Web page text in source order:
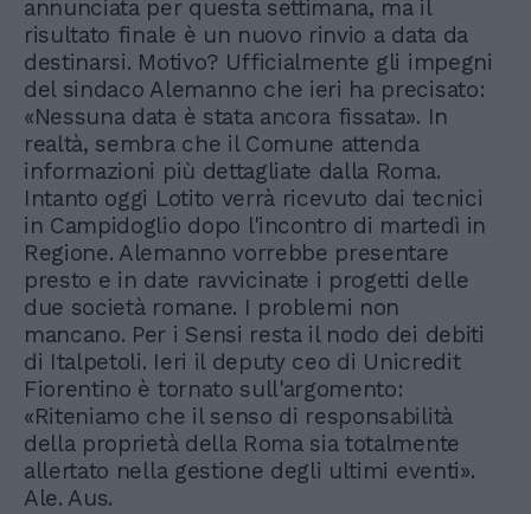
annunciata per questa settimana, ma il
risultato finale è un nuovo rinvio a data da
destinarsi. Motivo? Ufficialmente gli impegni
del sindaco Alemanno che ieri ha precisato:
«Nessuna data è stata ancora fissata». In
realtà, sembra che il Comune attenda
informazioni più dettagliate dalla Roma.
Intanto oggi Lotito verrà ricevuto dai tecnici
in Campidoglio dopo l'incontro di martedì in
Regione. Alemanno vorrebbe presentare
presto e in date ravvicinate i progetti delle
due società romane. I problemi non
mancano. Per i Sensi resta il nodo dei debiti
di Italpetoli. Ieri il deputy ceo di Unicredit
Fiorentino è tornato sull'argomento:
«Riteniamo che il senso di responsabilità
della proprietà della Roma sia totalmente
allertato nella gestione degli ultimi eventi».
Ale. Aus.